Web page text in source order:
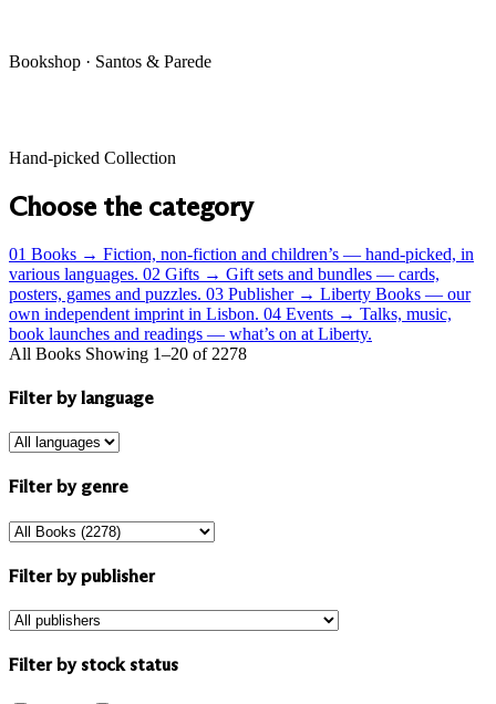
Bookshop · Santos & Parede
Hand-picked Collection
Choose the category
01 Books → Fiction, non-fiction and children’s — hand-picked, in
various languages. 02 Gifts → Gift sets and bundles — cards,
posters, games and puzzles. 03 Publisher → Liberty Books — our
own independent imprint in Lisbon. 04 Events → Talks, music,
book launches and readings — what’s on at Liberty.
All Books Showing 1–20 of 2278
Filter by language
Filter by genre
Filter by publisher
Filter by stock status